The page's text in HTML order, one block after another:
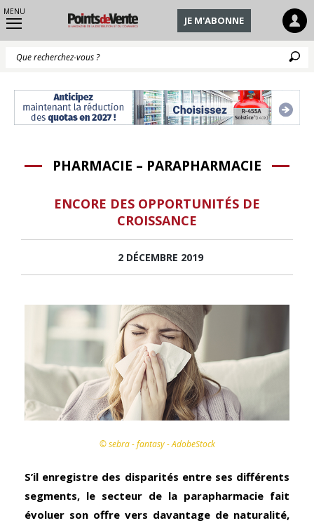
MENU
JE M'ABONNE
PHARMACIE – PARAPHARMACIE
ENCORE DES OPPORTUNITÉS DE
CROISSANCE
2 DÉCEMBRE 2019
© sebra - fantasy - AdobeStock
S’il enregistre des disparités entre ses différents
segments, le secteur de la parapharmacie fait
évoluer son offre vers davantage de naturalité,